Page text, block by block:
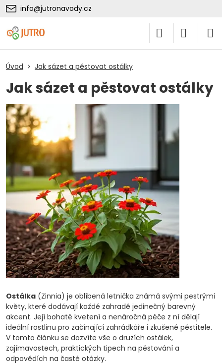
info@jutronavody.cz
Úvod Jak sázet a pěstovat ostálky
Jak sázet a pěstovat ostálky
Ostálka (Zinnia) je oblíbená letnička známá svými pestrými
květy, které dodávají každé zahradě jedinečný barevný
akcent. Její bohaté kvetení a nenáročná péče z ní dělají
ideální rostlinu pro začínající zahrádkáře i zkušené pěstitele.
V tomto článku se dozvíte vše o druzích ostálek,
zajímavostech, praktických tipech na pěstování a
odpovědích na časté otázky.